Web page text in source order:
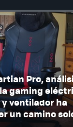
Pro,
gaming
ventilador ha
un camino